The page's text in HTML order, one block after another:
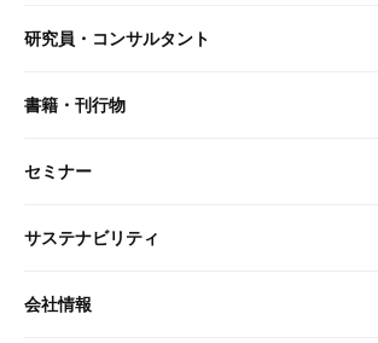
リサーチ
レポート・コラム トップ
最新のレポート・コラム
研究員・コンサルタント
研究員・コンサルタント トップ
研究員
書籍・刊行物
書籍・刊行物 トップ
書籍
セミナー
セミナー トップ
現在受付中のセミナー・イベント
サステナビリティ
サステナビリティの取り組み
会社情報